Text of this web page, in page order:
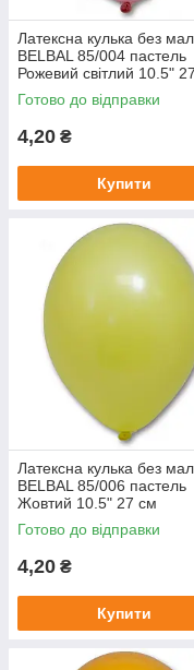
Латексна кулька без
BELBAL 85/004 пастель
Рожевий світлий 10.5"
Готово до відправки
4,20 ₴
Купити
Латексна кулька без
BELBAL 85/006 пастель
Жовтий 10.5" 27 см
Готово до відправки
4,20 ₴
Купити